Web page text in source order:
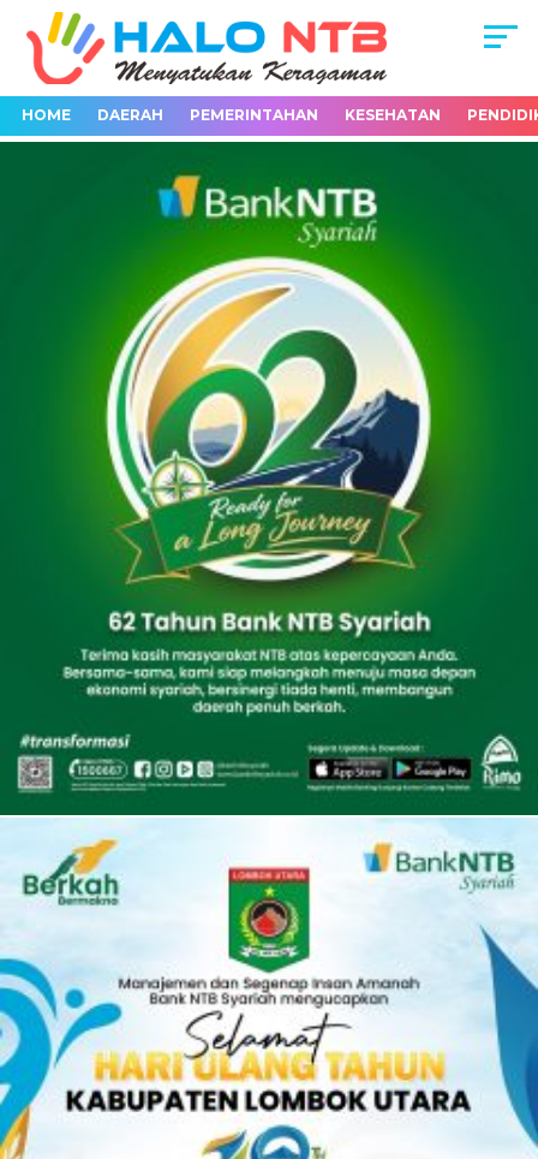
HOME DAERAH PEMERINTAHAN KESEHATAN